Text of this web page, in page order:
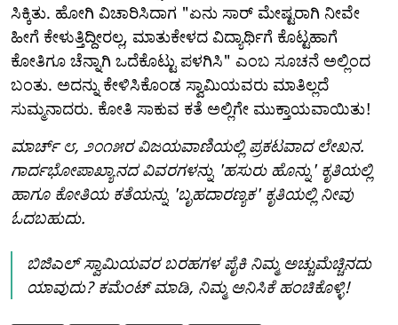
ಸಿಕ್ಕಿತು. ಹೋಗಿ ವಿಚಾರಿಸಿದಾಗ "ಏನು ಸಾರ್ ಮೇಷ್ಟರಾಗಿ ನೀವೇ
ಹೀಗೆ ಕೇಳುತ್ತಿದ್ದೀರಲ್ಲ, ಮಾತುಕೇಳದ ವಿದ್ಯಾರ್ಥಿಗೆ ಕೊಟ್ಟಹಾಗೆ
ಕೋತಿಗೂ ಚೆನ್ನಾಗಿ ಒದೆಕೊಟ್ಟು ಪಳಗಿಸಿ" ಎಂಬ ಸೂಚನೆ ಅಲ್ಲಿಂದ
ಬಂತು. ಅದನ್ನು ಕೇಳಿಸಿಕೊಂಡ ಸ್ವಾಮಿಯವರು ಮಾತಿಲ್ಲದೆ
ಸುಮ್ಮನಾದರು. ಕೋತಿ ಸಾಕುವ ಕತೆ ಅಲ್ಲಿಗೇ ಮುಕ್ತಾಯವಾಯಿತು!
ಮಾರ್ಚ್ ೮, ೨೦೧೫ರ ವಿಜಯವಾಣಿಯಲ್ಲಿ ಪ್ರಕಟವಾದ ಲೇಖನ.
ಗಾರ್ದಭೋಪಾಖ್ಯಾನದ ವಿವರಗಳನ್ನು 'ಹಸುರು ಹೊನ್ನು' ಕೃತಿಯಲ್ಲಿ
ಹಾಗೂ ಕೋತಿಯ ಕತೆಯನ್ನು 'ಬೃಹದಾರಣ್ಯಕ' ಕೃತಿಯಲ್ಲಿ ನೀವು
ಓದಬಹುದು.
ಬಿಜಿಎಲ್ ಸ್ವಾಮಿಯವರ ಬರಹಗಳ ಪೈಕಿ ನಿಮ್ಮ ಅಚ್ಚುಮೆಚ್ಚಿನದು
ಯಾವುದು? ಕಮೆಂಟ್ ಮಾಡಿ, ನಿಮ್ಮ ಅನಿಸಿಕೆ ಹಂಚಿಕೊಳ್ಳಿ!